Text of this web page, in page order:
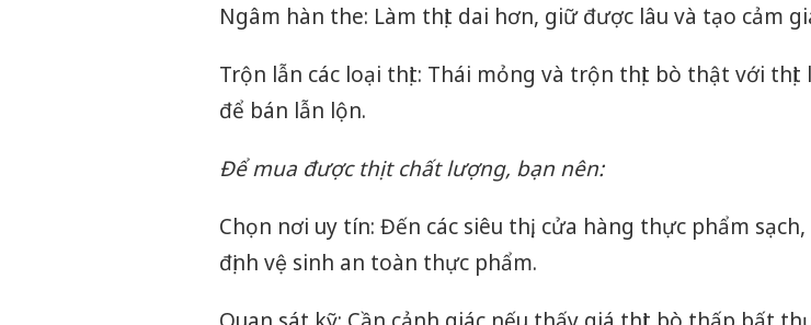
Ngâm hàn the: Làm thịt dai hơn, giữ được lâu và tạo cảm
Trộn lẫn các loại thịt: Thái mỏng và trộn thịt bò thật với thịt
để bán lẫn lộn.
Để mua được thịt chất lượng, bạn nên:
Chọn nơi uy tín: Đến các siêu thị, cửa hàng thực phẩm
định vệ sinh an toàn thực phẩm.